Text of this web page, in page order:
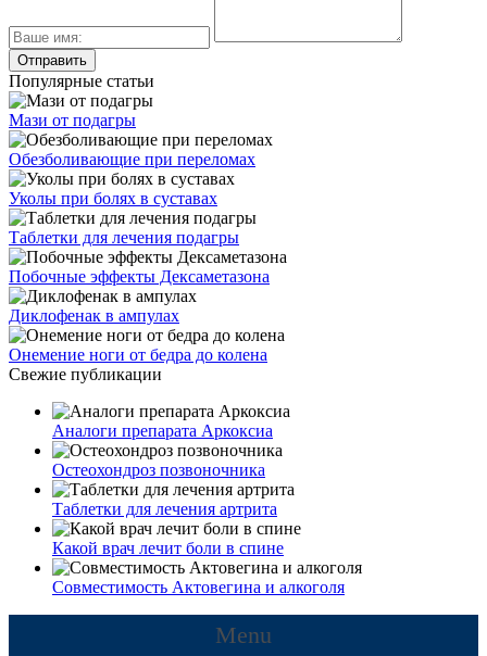
Популярные статьи
Мази от подагры
Обезболивающие при переломах
Уколы при болях в суставах
Таблетки для лечения подагры
Побочные эффекты Дексаметазона
Диклофенак в ампулах
Онемение ноги от бедра до колена
Свежие публикации
Аналоги препарата Аркоксиа
Остеохондроз позвоночника
Таблетки для лечения артрита
Какой врач лечит боли в спине
Совместимость Актовегина и алкоголя
Menu